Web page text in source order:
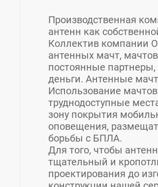
Производственная
антенн как
Коллектив компании
антенных мачт,
постоянные партнеры,
деньги. Антенные
Использование
труднодоступные
зону покрытия
оповещения,
борьбы с БПЛА.
Для того, чтобы
тщательный и
проектирования до